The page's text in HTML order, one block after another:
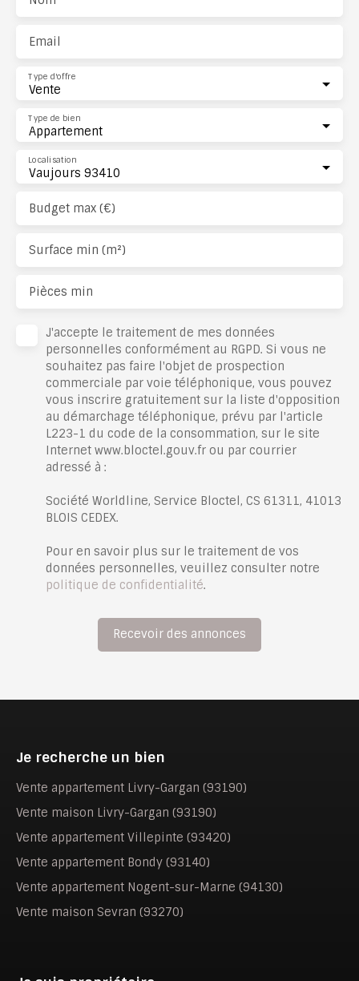
Email
Vente
Type d'offre
Appartement
Type de bien
Vaujours 93410
Localisation
Budget max (€)
Surface min (m²)
Pièces min
J'accepte le traitement de mes données
personnelles conformément au RGPD. Si vous ne
souhaitez pas faire l'objet de prospection
commerciale par voie téléphonique, vous pouvez
vous inscrire gratuitement sur la liste d'opposition
au démarchage téléphonique, prévu par l'article
L223-1 du code de la consommation, sur le site
Internet www.bloctel.gouv.fr ou par courrier
adressé à :
Société Worldline, Service Bloctel, CS 61311, 41013
BLOIS CEDEX.
Pour en savoir plus sur le traitement de vos
données personnelles, veuillez consulter notre
politique de confidentialité.
Recevoir des annonces
Je recherche un bien
Vente appartement Livry-Gargan (93190)
Vente maison Livry-Gargan (93190)
Vente appartement Villepinte (93420)
Vente appartement Bondy (93140)
Vente appartement Nogent-sur-Marne (94130)
Vente maison Sevran (93270)